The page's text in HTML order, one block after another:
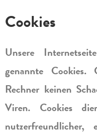
Cookies
Unsere
genannte
Rechner keinen
Viren. Cookies